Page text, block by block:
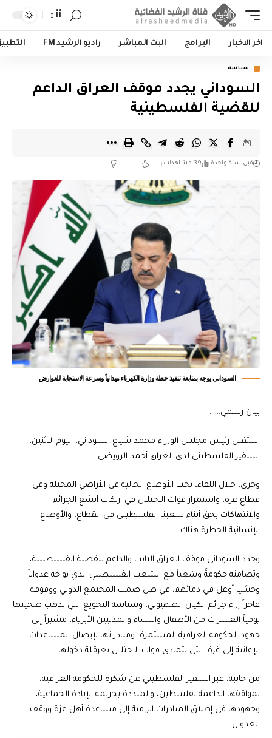
أأ
اخر الاخبار البرامج البث المباشر راديو الرشيد FM
سياسة
السوداني يجدد موقف العراق الداعم
للقضية الفلسطينية
قبل سنة واحدة 39 مشاهدات
السوداني يوجه بمتابعة تنفيذ خطة وزارة الكهرباء ميدانياً وسرعة الاستجابة للعوارض
بيان رسمي……
استقبل رئيس مجلس الوزراء محمد شياع السوداني، اليوم الاثنين،
السفير الفلسطيني لدى العراق أحمد الرويضي.
وجرى، خلال اللقاء، بحث الأوضاع الحالية في الأراضي المحتلة وفي
قطاع غزة، واستمرار قوات الاحتلال في ارتكاب أبشع الجرائم
والانتهاكات بحق أبناء شعبنا الفلسطيني في القطاع، والأوضاع
الإنسانية الخطرة هناك.
وجدد السوداني موقف العراق الثابت والداعم للقضية الفلسطينية،
وتضامنه حكومةً وشعباً مع الشعب الفلسطيني الذي يواجه عدواناً
وحشيا أوغل في دمائهم، في ظل صمت المجتمع الدولي ووقوفه
عاجزاً إزاء جرائم الكيان الصهيوني، وسياسة التجويع التي يذهب ضحيتها
يومياً العشرات من الأطفال والنساء والمدنيين الأبرياء، مشيراً إلى
جهود الحكومة العراقية المستمرة، ومبادراتها لإيصال المساعدات
الإغاثية إلى غزة، التي تتمادى قوات الاحتلال بعرقلة دخولها.
من جانبه، عبر السفير الفلسطيني عن شكره للحكومة العراقية،
لمواقفها الداعمة لفلسطين، والمنددة بجريمة الإبادة الجماعية،
وجهودها في إطلاق المبادرات الرامية إلى مساعدة أهل غزة ووقف
العدوان.